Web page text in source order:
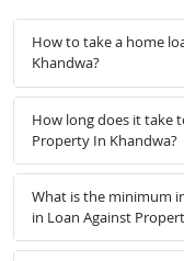
How to take a home
Khandwa?
How long does it take
Property In Khandwa?
What is the minimum
in Loan Against